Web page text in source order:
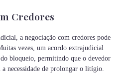
Credores
a negociação com credores pode
vezes, um acordo extrajudicial
do bloqueio, permitindo que o devedor
a necessidade de prolongar o litígio.